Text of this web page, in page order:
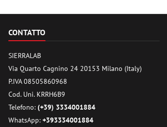
CONTATTO
SIERRALAB
Via Quarto Cagnino 24 20153 Milano (Italy)
P.IVA 08505860968
Cod. Uni. KRRH6B9
Telefono: (+39) 3334001884
WhatsApp: +393334001884